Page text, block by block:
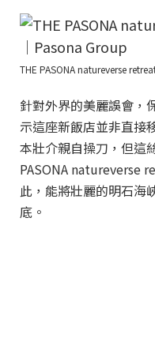
THE PASONA natureverse
針對外界的美麗誤會，
示這座新飯店並非直接
本壯介親自操刀，但這
PASONA natureverse
此，能將壯麗的明石海
底。